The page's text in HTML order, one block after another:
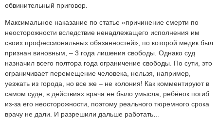
обвинительный приговор.
Максимальное наказание по статье «причинение смерти по
неосторожности вследствие ненадлежащего исполнения им
своих профессиональных обязанностей», по которой медик был
признан виновным, – 3 года лишения свободы. Однако суд
назначил всего полтора года ограничение свободы. По сути, это
ограничивает перемещение человека, нельзя, например,
уезжать из города, но все же – не колония! Как комментируют в
самом суде, в действиях врача не было умысла, ребёнок погиб
из-за его неосторожности, поэтому реального тюремного срока
врачу не дали. И разрешили дальше работать…